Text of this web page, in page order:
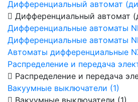
Дифференциальный автомат
Дифференциальный автомат
Дифференциальные автоматы
Дифференциальные автоматы
Автоматы дифференциальные
Распределение и передача
Распределение и передача
Вакуумные выключатели (1)
Вакуумные выключатели (1)